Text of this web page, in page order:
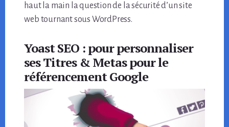
haut la main la question de la sécurité d’un site
web tournant sous WordPress.
Yoast SEO : pour personnaliser
ses Titres & Metas pour le
référencement Google